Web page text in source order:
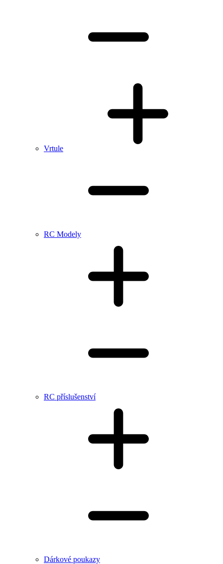
Vrtule
RC Modely
RC příslušenství
Dárkové poukazy